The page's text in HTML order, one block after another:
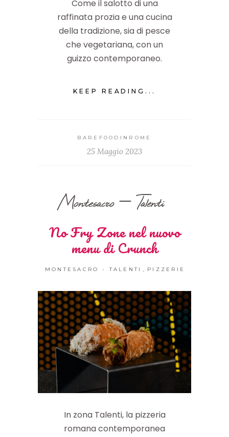
Come il salotto di una
raffinata prozia e una cucina
della tradizione, sia di pesce
che vegetariana, con un
guizzo contemporaneo.
KEEP READING...
BAREFOODINROME
25 Maggio 2023
Montesacro – Talenti
No Fry Zone nel nuovo
menu di Crunch
MONTESACRO - TALENTI PIZZERIE
In zona Talenti, la pizzeria
romana contemporanea